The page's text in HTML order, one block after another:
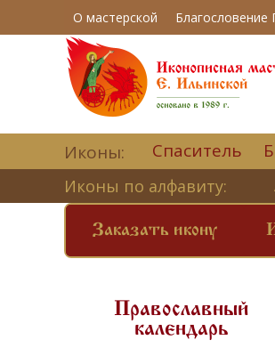
О мастерской Благословение
Иконы: Спаситель
Иконы по алфавиту:
Заказать икону
Православный
календарь